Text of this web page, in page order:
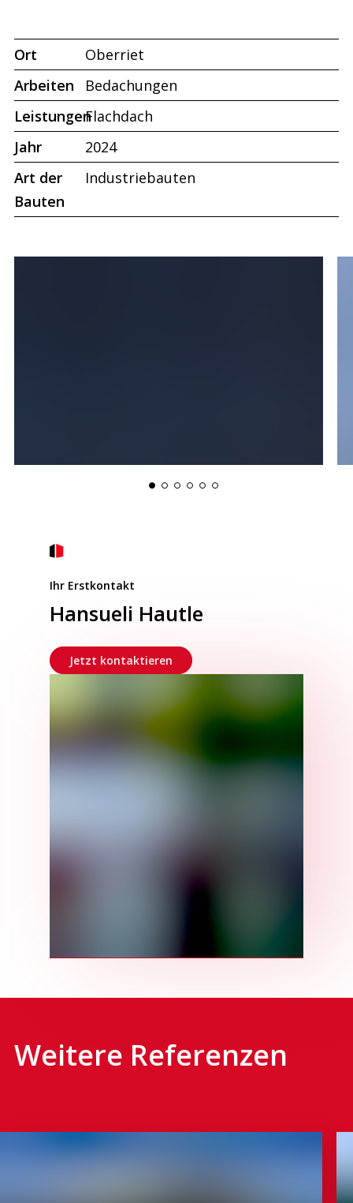
Ort
Oberriet
Arbeiten
Bedachungen
LeistungenFlachdach
Jahr
2024
Art der
Bauten
Industriebauten
Ihr Erstkontakt
Hansueli Hautle
Jetzt kontaktieren
Weitere Referenzen